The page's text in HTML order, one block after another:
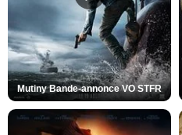
Mutiny Bande-annonce VO STFR